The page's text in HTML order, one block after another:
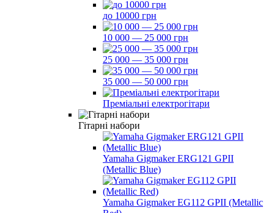
до 10000 грн
10 000 — 25 000 грн
25 000 — 35 000 грн
35 000 — 50 000 грн
Преміальні електрогітари
Гітарні набори
Yamaha Gigmaker ERG121 GPII
(Metallic Blue)
Yamaha Gigmaker EG112 GPII (Metallic